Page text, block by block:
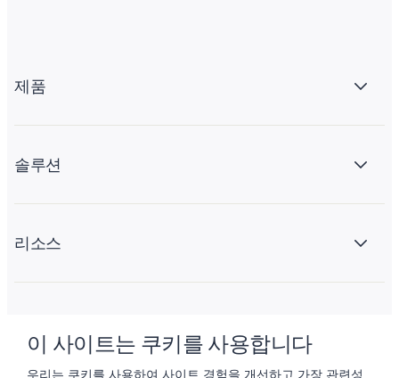
이 사이트는 쿠키를 사용합니다
우리는 쿠키를 사용하여 사이트 경험을 개선하고 가장 관련성
제품
솔루션
리소스